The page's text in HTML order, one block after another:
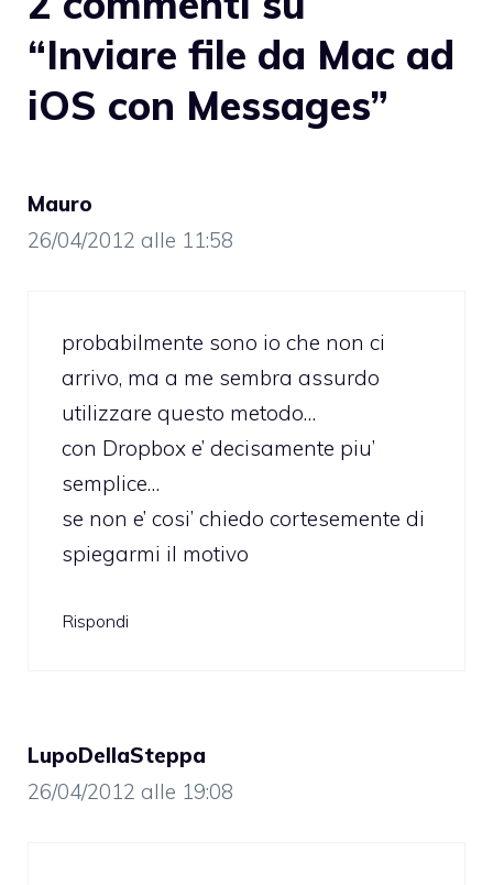
“Inviare file da Mac ad
iOS con Messages”
Mauro
26/04/2012 alle 11:58
probabilmente sono io che non ci
arrivo, ma a me sembra assurdo
utilizzare questo metodo…
con Dropbox e’ decisamente piu’
semplice…
se non e’ cosi’ chiedo cortesemente di
spiegarmi il motivo
Rispondi
LupoDellaSteppa
26/04/2012 alle 19:08